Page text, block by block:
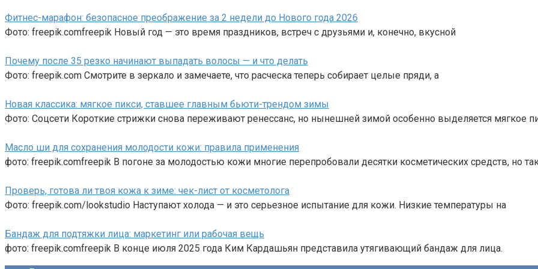
Фитнес-марафон: безопасное преображение за 2 недели до Нового года 2026
Фото: freepik.comfreepik Новый год — это время праздников, встреч с друзьями и, конечно, вкусной
Почему после 35 резко начинают выпадать волосы — и что делать
Фото: freepik.com Смотрите в зеркало и замечаете, что расческа теперь собирает целые пряди, а
Новая классика: мягкое пикси, ставшее главным бьюти-трендом зимы
Фото: Соцсети Короткие стрижки снова переживают ренессанс, но нынешней зимой особенно выделяется мягкое
Масло ши для сохранения молодости кожи: правила применения
фото: freepik.comfreepik В погоне за молодостью кожи многие перепробовали десятки косметических средств, но
Проверь, готова ли твоя кожа к зиме: чек-лист от косметолога
Фото: freepik.com/lookstudio Наступают холода — и это серьезное испытание для кожи. Низкие температуры на
Бандаж для подтяжки лица: маркетинг или рабочая вещь
фото: freepik.comfreepik В конце июля 2025 года Ким Кардашьян представила утягивающий бандаж для лица.